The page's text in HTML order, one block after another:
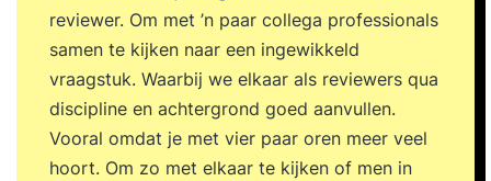
reviewer. Om met ’n paar collega professionals
samen te kijken naar een ingewikkeld
vraagstuk. Waarbij we elkaar als reviewers qua
discipline en achtergrond goed aanvullen.
Vooral omdat je met vier paar oren meer veel
hoort. Om zo met elkaar te kijken of men in